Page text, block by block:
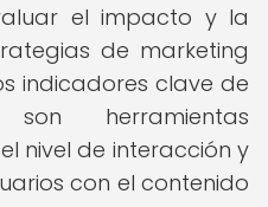
el impacto y la
de marketing
indicadores clave de
herramientas
nivel de interacción y
con el contenido